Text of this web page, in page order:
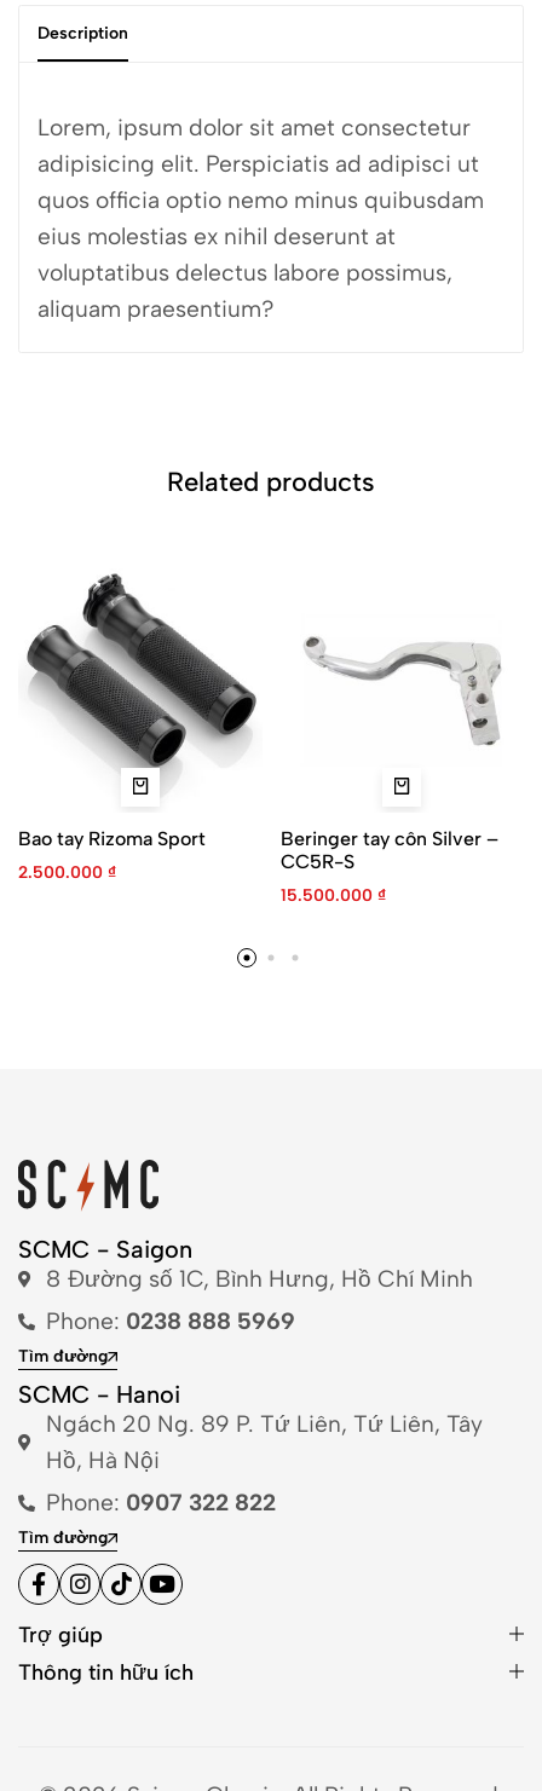
Description
Lorem, ipsum dolor sit amet consectetur
adipisicing elit. Perspiciatis ad adipisci ut
quos officia optio nemo minus quibusdam
eius molestias ex nihil deserunt at
voluptatibus delectus labore possimus,
aliquam praesentium?
Related products
Bao tay Rizoma Sport
2.500.000 ₫
Beringer tay côn Silver –
CC5R-S
15.500.000 ₫
SCMC - Saigon
8 Đường số 1C, Bình Hưng, Hồ Chí Minh
Phone: 0238 888 5969
Tìm đường
SCMC - Hanoi
Ngách 20 Ng. 89 P. Tứ Liên, Tứ Liên, Tây
Hồ, Hà Nội
Phone: 0907 322 822
Tìm đường
Trợ giúp
Thông tin hữu ích